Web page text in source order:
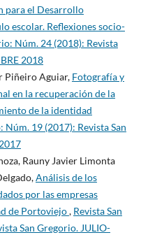
para el Desarrollo
escolar. Reflexiones socio-
Núm. 24 (2018): Revista
2018
Piñeiro Aguiar, Fotografía y
en la recuperación de la
de la identidad
Núm. 19 (2017): Revista San
Rauny Javier Limonta
Análisis de los
por las empresas
de Portoviejo, Revista San
San Gregorio. JULIO-